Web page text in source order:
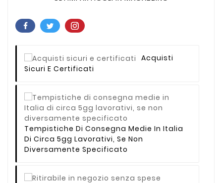
Acquisti
Sicuri E Certificati
Tempistiche Di Consegna Medie In Italia
Di Circa 5gg Lavorativi, Se Non
Diversamente Specificato